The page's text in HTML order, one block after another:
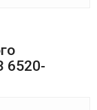
6520-